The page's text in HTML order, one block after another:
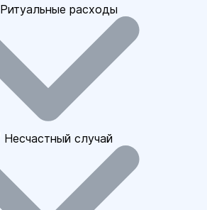
Ритуальные расходы
Несчастный случай